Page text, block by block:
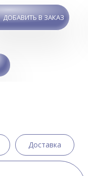
ДОБАВИТЬ В ЗАКАЗ
Доставка